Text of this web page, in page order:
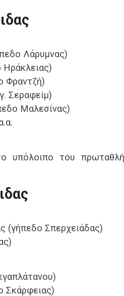
Λάρυμνας)
Φραντζή)
Σεραφείμ)
Μαλεσίνας)
υπόλοιπο του
Σπερχειάδας)
Σκάρφειας)